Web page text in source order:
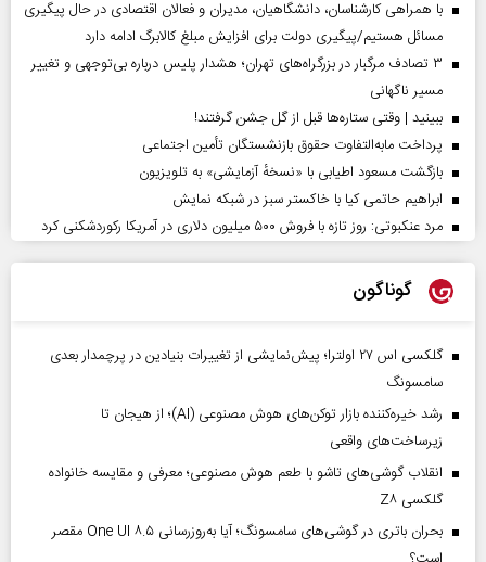
با همراهی کارشناسان، دانشگاهیان، مدیران و فعالان اقتصادی در حال پیگیری
مسائل هستیم/پیگیری دولت برای افزایش مبلغ کالابرگ ادامه دارد
۳ تصادف مرگبار در بزرگراه‌های تهران؛ هشدار پلیس درباره بی‌توجهی و تغییر
مسیر ناگهانی
ببینید | وقتی ستاره‌ها قبل از گل جشن گرفتند!
پرداخت مابه‌التفاوت حقوق بازنشستگان تأمین اجتماعی
بازگشت مسعود اطیابی با «نسخهٔ آزمایشی» به تلویزیون
ابراهیم حاتمی کیا با خاکستر سبز در شبکه نمایش
مرد عنکبوتی: روز تازه با فروش ۵۰۰ میلیون دلاری در آمریکا رکوردشکنی کرد
گوناگون
گلکسی اس ۲۷ اولترا؛ پیش‌نمایشی از تغییرات بنیادین در پرچمدار بعدی
سامسونگ
رشد خیره‌کننده بازار توکن‌های هوش مصنوعی (AI)؛ از هیجان تا
زیرساخت‌های واقعی
انقلاب گوشی‌های تاشو‌ با طعم هوش مصنوعی؛ معرفی و مقایسه خانواده
گلکسی Z۸
بحران باتری در گوشی‌های سامسونگ؛ آیا به‌روزرسانی One UI ۸.۵ مقصر